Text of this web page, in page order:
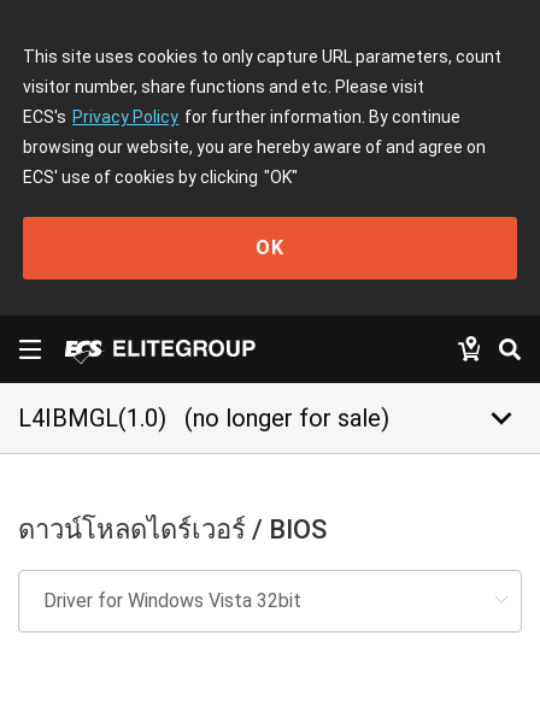
This site uses cookies to only capture URL parameters, count
visitor number, share functions and etc. Please visit
ECS's Privacy Policy for further information. By continue
browsing our website, you are hereby aware of and agree on
ECS' use of cookies by clicking "OK"
OK
L4IBMGL(1.0) (no longer for sale) keyboard_arrow_down
ดาวน์โหลดไดร์เวอร์ / BIOS